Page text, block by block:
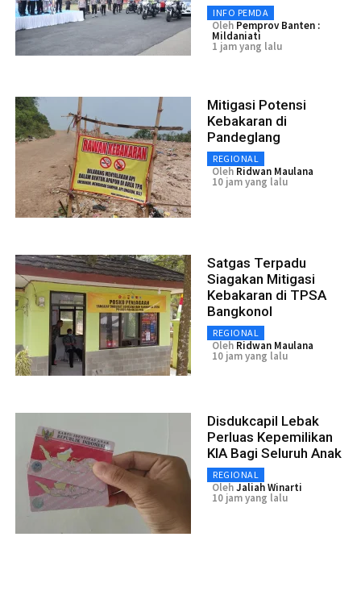
INFO PEMDA
Oleh Pemprov Banten :
Mildaniati
1 jam yang lalu
Mitigasi Potensi
Kebakaran di
Pandeglang
REGIONAL
Oleh Ridwan Maulana
10 jam yang lalu
Satgas Terpadu
Siagakan Mitigasi
Kebakaran di TPSA
Bangkonol
REGIONAL
Oleh Ridwan Maulana
10 jam yang lalu
Disdukcapil Lebak
Perluas Kepemilikan
KIA Bagi Seluruh Anak
REGIONAL
OlehJaliah Winarti
10 jam yang lalu